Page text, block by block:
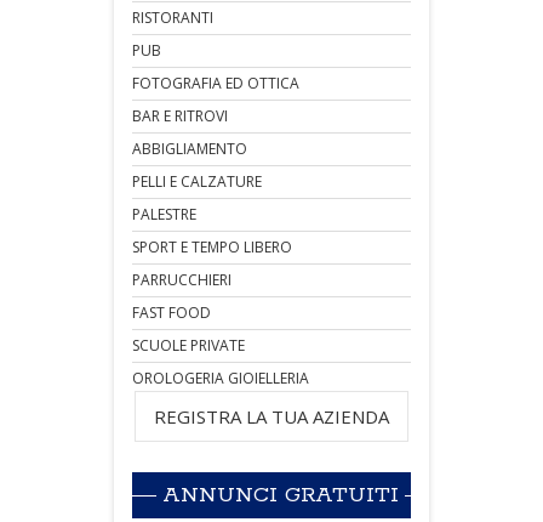
RISTORANTI
PUB
FOTOGRAFIA ED OTTICA
BAR E RITROVI
ABBIGLIAMENTO
PELLI E CALZATURE
PALESTRE
SPORT E TEMPO LIBERO
PARRUCCHIERI
FAST FOOD
SCUOLE PRIVATE
OROLOGERIA GIOIELLERIA
REGISTRA LA TUA AZIENDA
ANNUNCI GRATUITI